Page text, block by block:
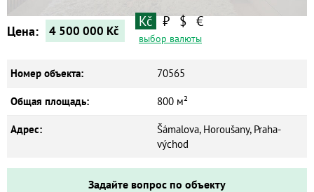
Цена: 4 500 000 Kč
Kč ₽ $ €
выбор валюты
Номер объекта: 70565
Общая площадь: 800 м²
Адрес:
Šámalova, Horoušany, Praha-
východ
Задайте вопрос по объекту